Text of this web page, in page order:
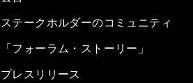
ステークホルダーのコミュニティ
「フォーラム・ストーリー」
プレスリリース